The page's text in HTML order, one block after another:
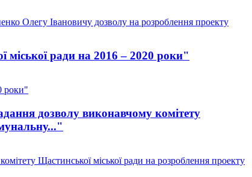
Олегу Івановичу дозволу на розроблення проекту
міської ради на 2016 – 2020 роки"
роки"
дозволу виконавчому комітету
Щастинської міської ради на розроблення проекту